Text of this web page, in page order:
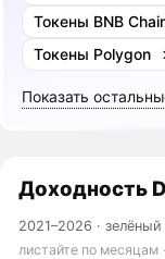
Токены BNB
Токены Polygon
Показать
Доходность
2021–2026 ·
листайте по месяцам